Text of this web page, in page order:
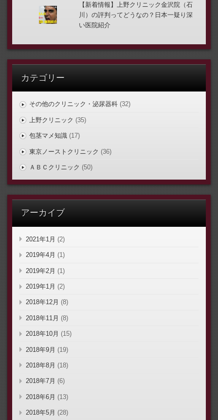
【新着情報】上野クリニック金沢院（石
川）の評判ってどうなの？日本一疑り深
い医院紹介
カテゴリー
その他のクリニック・泌尿器科(32)
上野クリニック (35)
包茎マメ知識(17)
東京ノーストクリニック (36)
ＡＢＣクリニック (50)
アーカイブ
2021年1月 (2)
2019年4月 (1)
2019年2月 (1)
2019年1月 (2)
2018年12月 (8)
2018年11月 (8)
2018年10月 (15)
2018年9月 (19)
2018年8月 (18)
2018年7月 (6)
2018年6月 (13)
2018年5月 (28)